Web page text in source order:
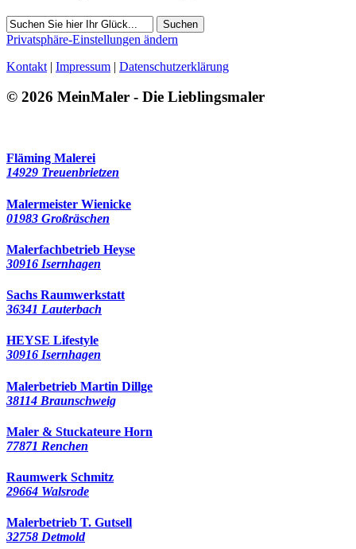
Suchen
Privatsphäre-Einstellungen ändern
Kontakt | Impressum | Datenschutzerklärung
© 2026 MeinMaler - Die Lieblingsmaler
Fläming Malerei
14929 Treuenbrietzen
Malermeister Wienicke
01983 Großräschen
Malerfachbetrieb Heyse
30916 Isernhagen
Sachs Raumwerkstatt
36341 Lauterbach
HEYSE Lifestyle
30916 Isernhagen
Malerbetrieb Martin Dillge
38114 Braunschweig
Maler & Stuckateure Horn
77871 Renchen
Raumwerk Schmitz
29664 Walsrode
Malerbetrieb T. Gutsell
32758 Detmold